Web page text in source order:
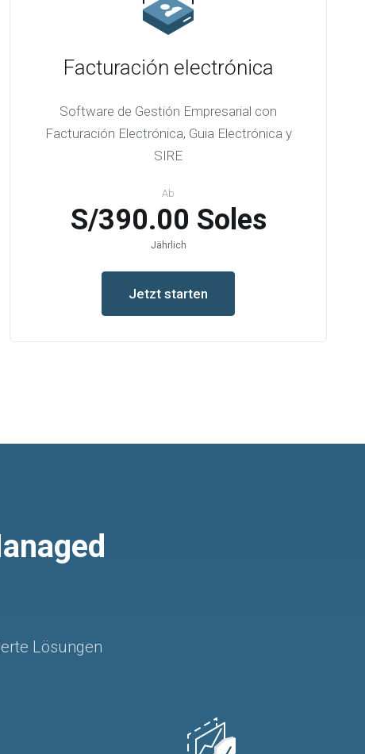
Facturación electrónica
Software de Gestión Empresarial con
Facturación Electrónica, Guia Electrónica y
SIRE
Ab
S/390.00 Soles
Jährlich
Jetzt starten
Lösungen